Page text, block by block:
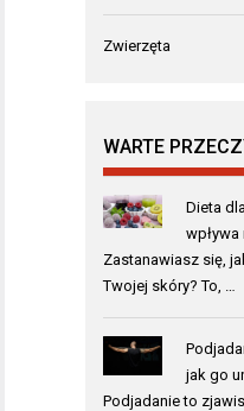
Zwierzęta
WARTE
Dieta
Zastanawiasz się,
Twojej skóry? To, …
jak go
Podjadanie to